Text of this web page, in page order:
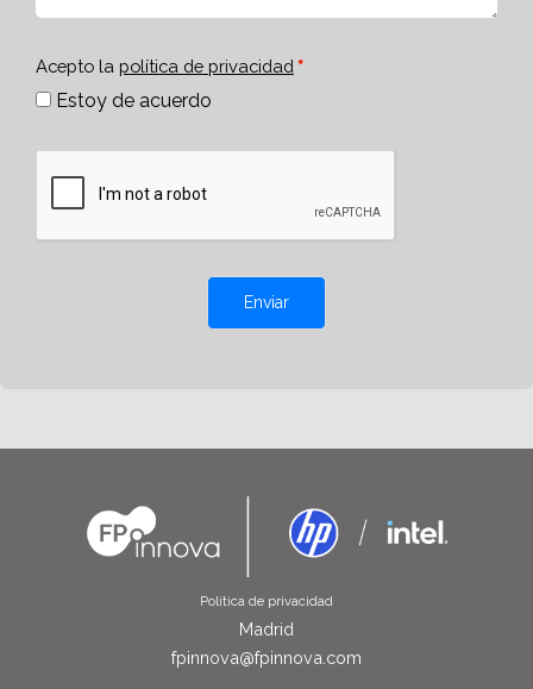
Acepto la política de privacidad
Estoy de acuerdo
Enviar
Política de privacidad
Madrid
fpinnova@fpinnova.com